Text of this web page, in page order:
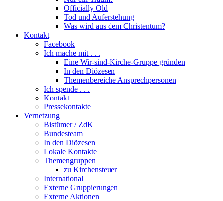
Officially Old
Tod und Auferstehung
Was wird aus dem Christentum?
Kontakt
Facebook
Ich mache mit . . .
Eine Wir-sind-Kirche-Gruppe gründen
In den Diözesen
Themenbereiche Ansprechpersonen
Ich spende . . .
Kontakt
Pressekontakte
Vernetzung
Bistümer / ZdK
Bundesteam
In den Diözesen
Lokale Kontakte
Themengruppen
zu Kirchensteuer
International
Externe Gruppierungen
Externe Aktionen